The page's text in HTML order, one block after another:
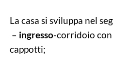
La casa si sviluppa nel
– ingresso-corridoio
cappotti;